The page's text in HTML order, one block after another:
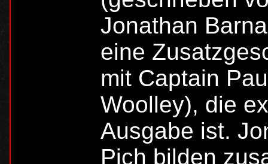
Jonathan
eine
mit Captain
Woolley), die
Ausgabe ist.
Pich bilden